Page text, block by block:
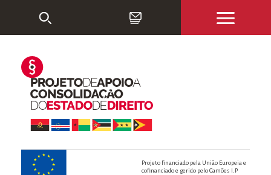
Projeto financiado pela União Europeia e
cofinanciado e gerido pelo Camões I.P